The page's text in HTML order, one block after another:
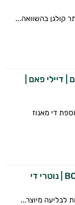
| דיילי פאם |
די מאנוז
לבליעה מיוצר...